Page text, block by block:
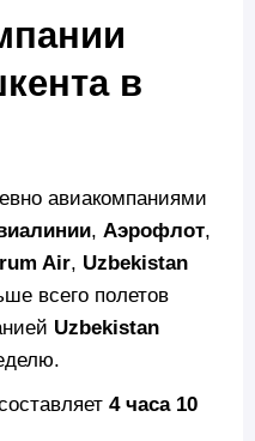
в
авиакомпаниями
, Аэрофлот,
Air, Uzbekistan
всего полетов
Uzbekistan
4 часа 10